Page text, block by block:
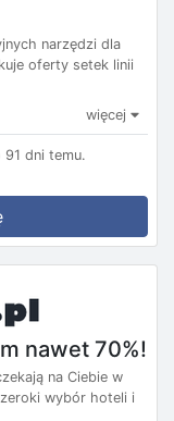
narzędzi dla
oferty setek linii
więcej
91 dni temu.
nawet 70%!
na Ciebie w
wybór hoteli i